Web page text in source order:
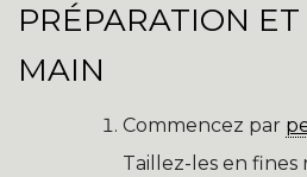
PRÉPARATION
MAIN
Commencez par
Taillez-les en